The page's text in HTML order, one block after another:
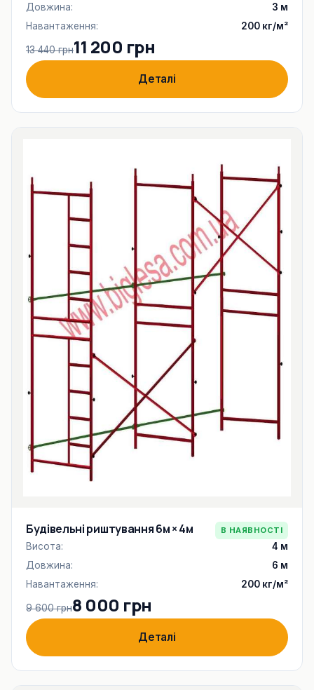
Довжина:
3 м
Навантаження:
200 кг/м²
13 440 грн11 200 грн
Деталі
Будівельні риштування 6м × 4м В НАЯВНОСТІ
Висота:
4 м
Довжина:
6 м
Навантаження:
200 кг/м²
9 600 грн8 000 грн
Деталі